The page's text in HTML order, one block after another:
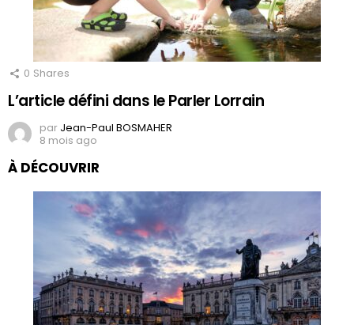
0 Shares
L’article défini dans le Parler Lorrain
par Jean-Paul BOSMAHER
8 mois ago
À DÉCOUVRIR